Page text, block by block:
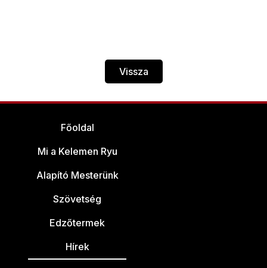
Vissza
Főoldal
Mi a Kelemen Ryu
Alapító Mesterünk
Szövetség
Edzőtermek
Hírek